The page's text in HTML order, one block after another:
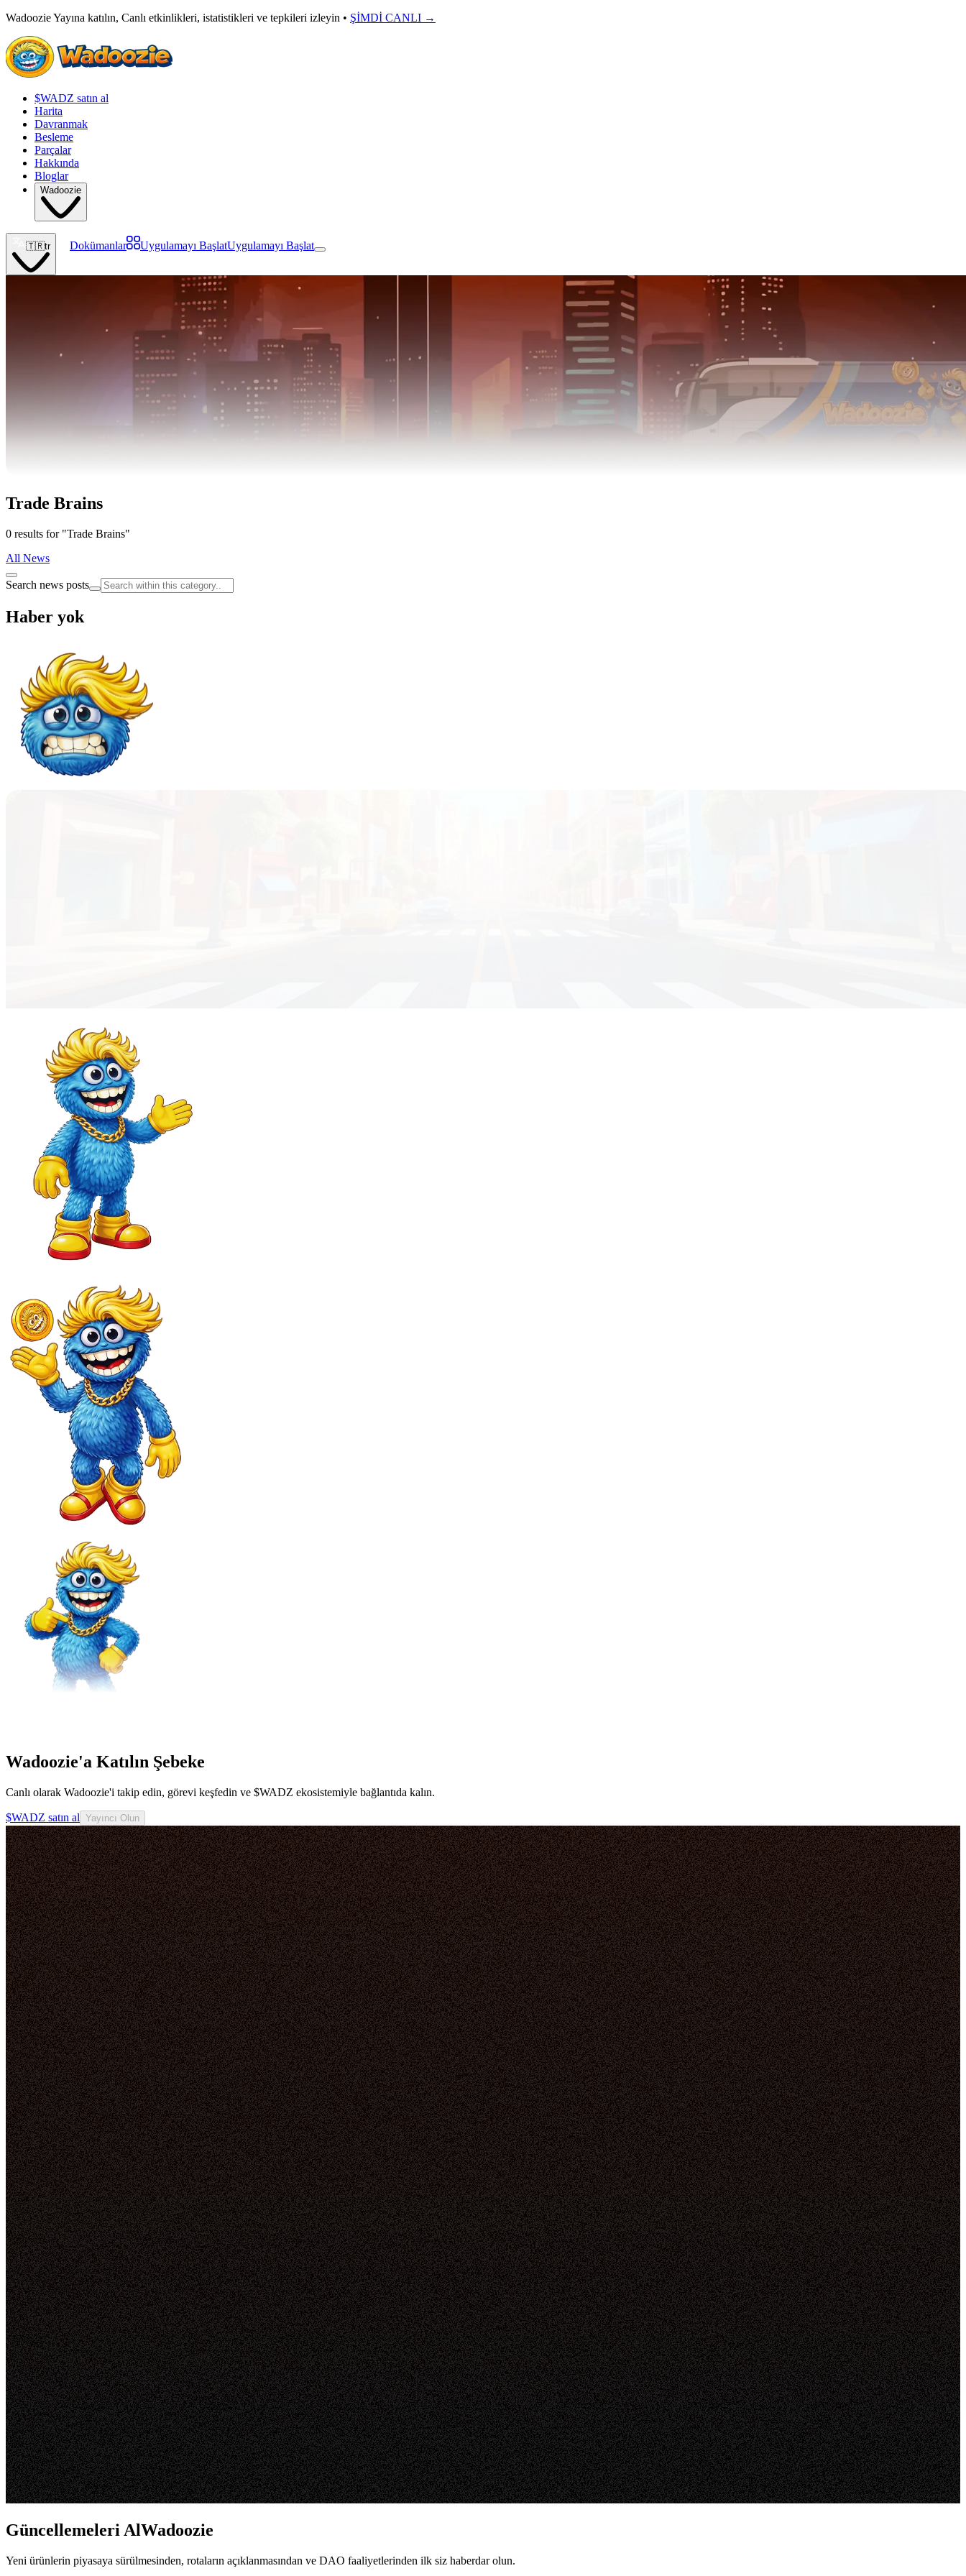
Wadoozie Yayına katılın, Canlı etkinlikleri, istatistikleri ve tepkileri izleyin • ŞİMDİ CANLI →
$WADZ satın al
Harita
Davranmak
Besleme
Parçalar
Hakkında
Bloglar
Wadoozie
🇹🇷tr Dokümanlar Uygulamayı BaşlatUygulamayı Başlat
Trade Brains
0 results for "Trade Brains"
All News
Search news posts
Haber yok
Wadoozie'a Katılın Şebeke
Canlı olarak Wadoozie'i takip edin, görevi keşfedin ve $WADZ ekosistemiyle bağlantıda kalın.
$WADZ satın al Yayıncı Olun
Güncellemeleri AlWadoozie
Yeni ürünlerin piyasaya sürülmesinden, rotaların açıklanmasından ve DAO faaliyetlerinden ilk siz haberdar olun.